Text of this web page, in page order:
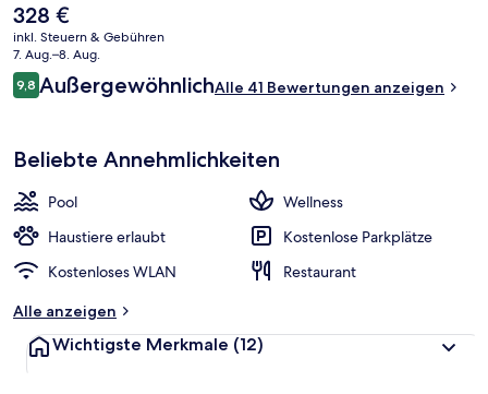
Der
aktuelle
Preis
beträgt
328 €.
328 €
inkl. Steuern & Gebühren
7. Aug.–8. Aug.
Bewertungen
9,89,8 von 10.
AußergewöhnlichAlle 41 Bewertungen anzeigen
Beliebte Annehmlichkeiten
Pool
Wellness
Haustiere erlaubt
Kostenlose Parkplätze
Kostenloses WLAN
Restaurant
Alle anzeigen
Wichtigste Merkmale (12)